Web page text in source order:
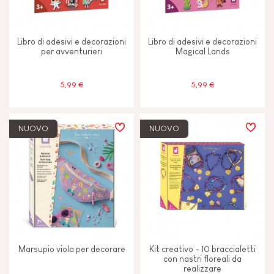
Libro di adesivi e decorazioni
per avventurieri
5,99 €
Libro di adesivi e decorazioni
Magical Lands
5,99 €
NUOVO
Marsupio viola per decorare
NUOVO
Kit creativo - 10 braccialetti
con nastri floreali da
realizzare